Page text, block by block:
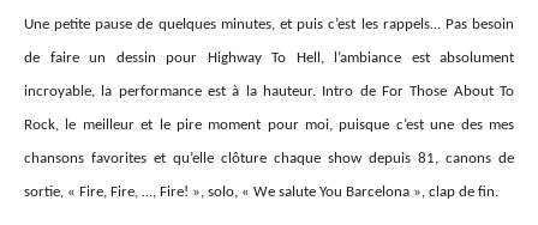
Une petite pause de quelques minutes, et puis c’est les rappels… Pas besoin
de faire un dessin pour Highway To Hell, l’ambiance est absolument
incroyable, la performance est à la hauteur. Intro de For Those About To
Rock, le meilleur et le pire moment pour moi, puisque c’est une des mes
chansons favorites et qu’elle clôture chaque show depuis 81, canons de
sortie, « Fire, Fire, …, Fire! », solo, « We salute You Barcelona », clap de fin.